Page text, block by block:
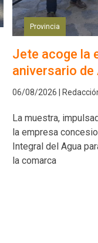
Provincia
Jete acoge la
aniversario de
06/08/2026 |
La muestra,
la empresa
Integral del Agua
la comarca